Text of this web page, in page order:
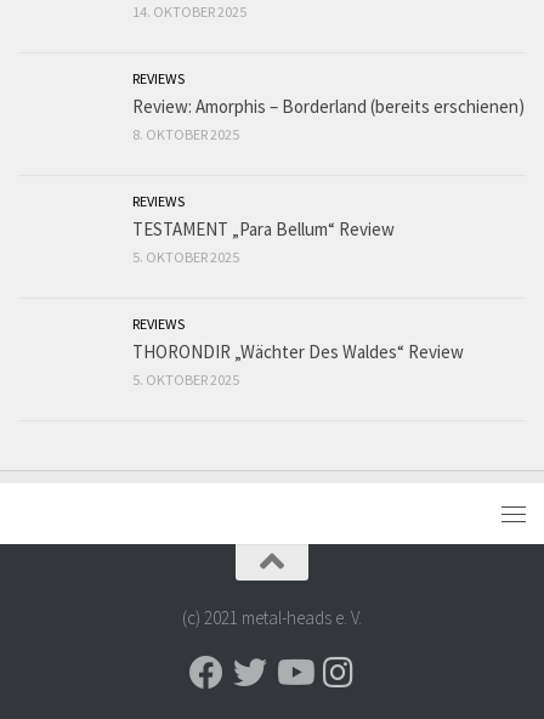
14. OKTOBER 2025
REVIEWS
Review: Amorphis – Borderland (bereits erschienen)
8. OKTOBER 2025
REVIEWS
TESTAMENT „Para Bellum“ Review
5. OKTOBER 2025
REVIEWS
THORONDIR „Wächter Des Waldes“ Review
5. OKTOBER 2025
(c) 2021 metal-heads e. V.